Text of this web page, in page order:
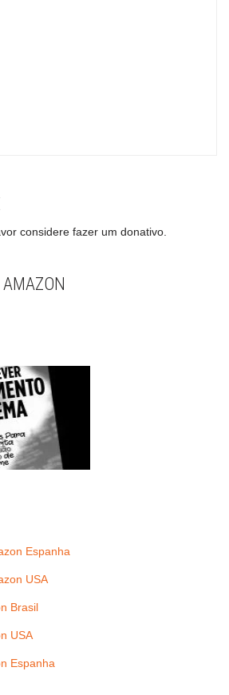
considere fazer um donativo.
Espanha
USA
Brasil
USA
Espanha